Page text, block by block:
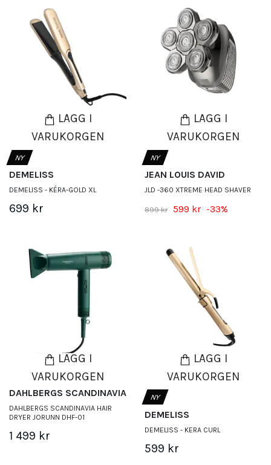
LÄGG I
VARUKORGEN
NY
DEMELISS
DEMELISS - KÉRA-GOLD XL
699 kr
LÄGG I
VARUKORGEN
NY
JEAN LOUIS DAVID
JLD -360 XTREME HEAD SHAVER
899 kr 599 kr -33%
LÄGG I
VARUKORGEN
DAHLBERGS SCANDINAVIA
DAHLBERGS SCANDINAVIA HAIR
DRYER JORUNN DHF-01
1 499 kr
LÄGG I
VARUKORGEN
NY
DEMELISS
DEMELISS - KERA CURL
599 kr